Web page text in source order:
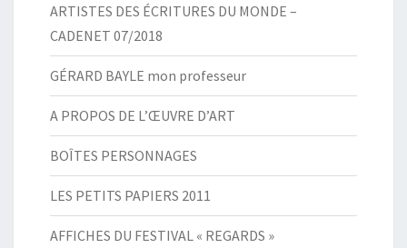
ARTISTES DES ÉCRITURES DU MONDE –
CADENET 07/2018
GÉRARD BAYLE mon professeur
A PROPOS DE L’ŒUVRE D’ART
BOÎTES PERSONNAGES
LES PETITS PAPIERS 2011
AFFICHES DU FESTIVAL « REGARDS »